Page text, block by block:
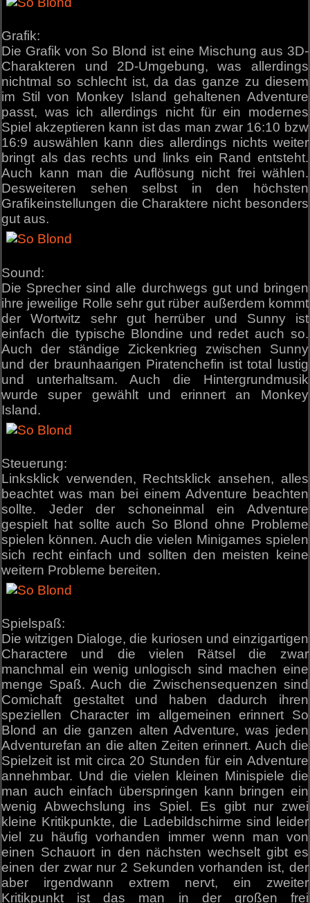
Grafik:
Die Grafik von So Blond ist eine Mischung aus 3D-
Charakteren und 2D-Umgebung, was allerdings
nichtmal so schlecht ist, da das ganze zu diesem
im Stil von Monkey Island gehaltenen Adventure
passt, was ich allerdings nicht für ein modernes
Spiel akzeptieren kann ist das man zwar 16:10 bzw
16:9 auswählen kann dies allerdings nichts weiter
bringt als das rechts und links ein Rand entsteht.
Auch kann man die Auflösung nicht frei wählen.
Desweiteren sehen selbst in den höchsten
Grafikeinstellungen die Charaktere nicht besonders
gut aus.
Sound:
Die Sprecher sind alle durchwegs gut und bringen
ihre jeweilige Rolle sehr gut rüber außerdem kommt
der Wortwitz sehr gut herrüber und Sunny ist
einfach die typische Blondine und redet auch so.
Auch der ständige Zickenkrieg zwischen Sunny
und der braunhaarigen Piratenchefin ist total lustig
und unterhaltsam. Auch die Hintergrundmusik
wurde super gewählt und erinnert an Monkey
Island.
Steuerung:
Linksklick verwenden, Rechtsklick ansehen, alles
beachtet was man bei einem Adventure beachten
sollte. Jeder der schoneinmal ein Adventure
gespielt hat sollte auch So Blond ohne Probleme
spielen können. Auch die vielen Minigames spielen
sich recht einfach und sollten den meisten keine
weitern Probleme bereiten.
Spielspaß:
Die witzigen Dialoge, die kuriosen und einzigartigen
Charactere und die vielen Rätsel die zwar
manchmal ein wenig unlogisch sind machen eine
menge Spaß. Auch die Zwischensequenzen sind
Comichaft gestaltet und haben dadurch ihren
speziellen Character im allgemeinen erinnert So
Blond an die ganzen alten Adventure, was jeden
Adventurefan an die alten Zeiten erinnert. Auch die
Spielzeit ist mit circa 20 Stunden für ein Adventure
annehmbar. Und die vielen kleinen Minispiele die
man auch einfach überspringen kann bringen ein
wenig Abwechslung ins Spiel. Es gibt nur zwei
kleine Kritikpunkte, die Ladebildschirme sind leider
viel zu häufig vorhanden immer wenn man von
einen Schauort in den nächsten wechselt gibt es
einen der zwar nur 2 Sekunden vorhanden ist, der
aber irgendwann extrem nervt, ein zweiter
Kritikpunkt ist das man in der großen frei